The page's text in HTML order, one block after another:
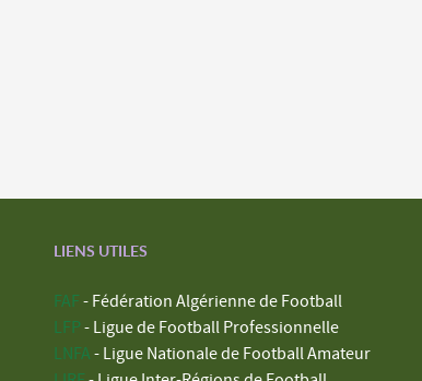
LIENS UTILES
FAF - Fédération Algérienne de Football
LFP - Ligue de Football Professionnelle
LNFA - Ligue Nationale de Football Amateur